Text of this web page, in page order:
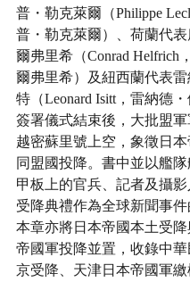
普・勒克萊爾（Philippe
普・勒克萊爾）、荷蘭代
爾弗里希（Conrad Helfrich
爾弗里希）及紐西蘭代表
特（Leonard Isitt，雷納德・
簽署儀式結束後，大批盟
越密蘇里號上空，象徵日
同盟國投降。書中並以艦
甲板上的官兵、記者及攝
受降典禮作為全球新聞事件
本章亦將日本帝國本土受
帝國軍投降並置，收錄中
京受降、天津日本帝國軍